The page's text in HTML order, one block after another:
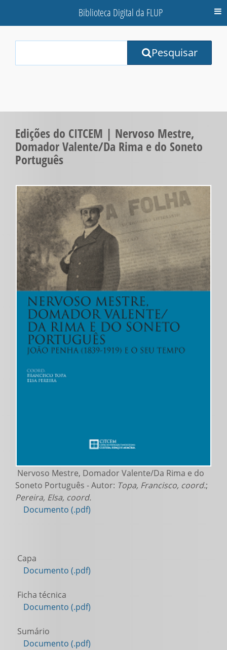
Biblioteca Digital da FLUP
Terms:
Pesquisar
Edições do CITCEM | Nervoso Mestre,
Domador Valente/Da Rima e do Soneto
Português
Nervoso Mestre, Domador Valente/Da Rima e do
Soneto Português - Autor: Topa, Francisco, coord.;
Pereira, Elsa, coord.
Documento (.pdf)
Capa
Documento (.pdf)
Ficha técnica
Documento (.pdf)
Sumário
Documento (.pdf)